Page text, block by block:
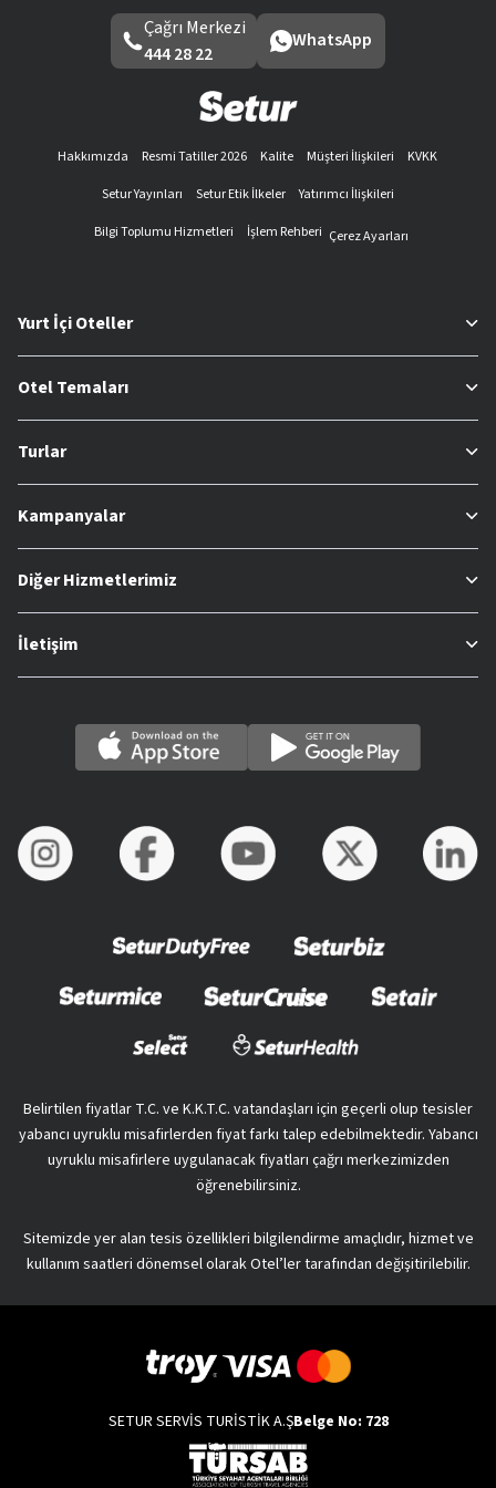
Çağrı Merkezi
444 28 22
WhatsApp
Hakkımızda Resmi Tatiller 2026 Kalite Müşteri İlişkileri
KVKK
Setur Yayınları
Setur Etik İlkeler
Yatırımcı İlişkileri
Bilgi Toplumu Hizmetleri
İşlem Rehberi Çerez Ayarları
Yurt İçi Oteller
Otel Temaları
Turlar
Kampanyalar
Diğer Hizmetlerimiz
İletişim
Belirtilen fiyatlar T.C. ve K.K.T.C. vatandaşları için geçerli olup tesisler
yabancı uyruklu misafirlerden fiyat farkı talep edebilmektedir. Yabancı
uyruklu misafirlere uygulanacak fiyatları çağrı merkezimizden
öğrenebilirsiniz.
Sitemizde yer alan tesis özellikleri bilgilendirme amaçlıdır, hizmet ve
kullanım saatleri dönemsel olarak Otel’ler tarafından değişitirilebilir.
SETUR SERVİS TURİSTİK A.ŞBelge No: 728